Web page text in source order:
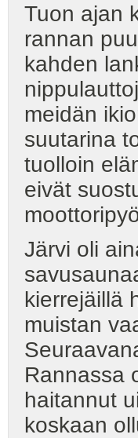
Tuon ajan
rannan
kahden
meidän
suutarina
tuolloin
eivät
Järvi oli
kierrejäillä
muistan
Rannassa
haitannut
koskaan